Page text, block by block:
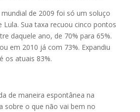
de 2009 foi só um soluço
Lula. Sua taxa recuou cinco pontos
daquele ano, de 70% para 65%.
em 2010 já com 73%. Expandiu
os atuais 83%.
de maneira espontânea na
sobre o que não vai bem no